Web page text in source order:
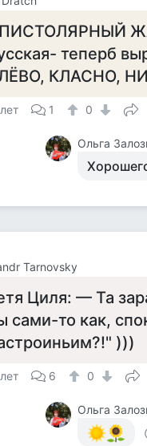
теперб
КЛАСНО,
1 0
Ольга
Tarnovsky
Циля: — Та
сами-то как,
)))
6 0
Ольга